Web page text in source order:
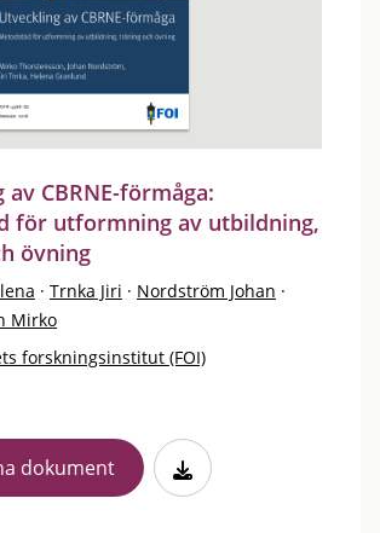
av CBRNE-förmåga:
för utformning av utbildning,
övning
· Trnka Jiri · Nordström Johan ·
Mirko
forskningsinstitut (FOI)
dokument